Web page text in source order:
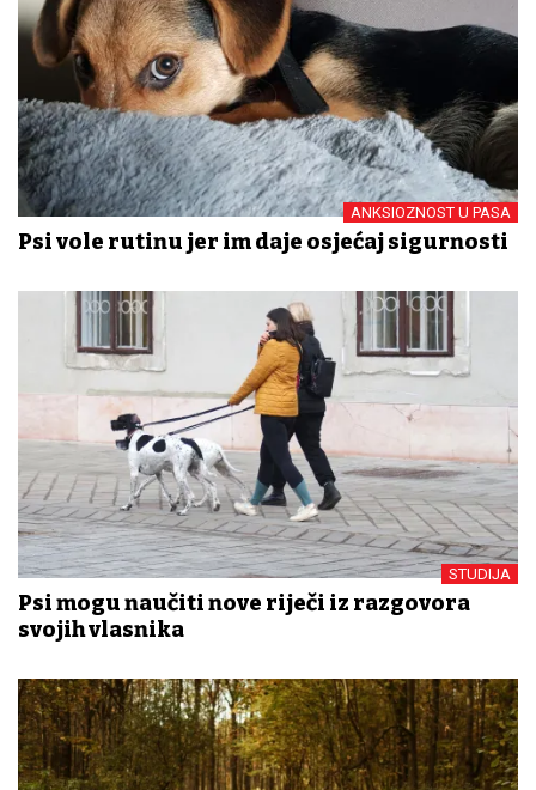
ANKSIOZNOST U PASA
Psi vole rutinu jer im daje osjećaj sigurnosti
STUDIJA
Psi mogu naučiti nove riječi iz razgovora
svojih vlasnika